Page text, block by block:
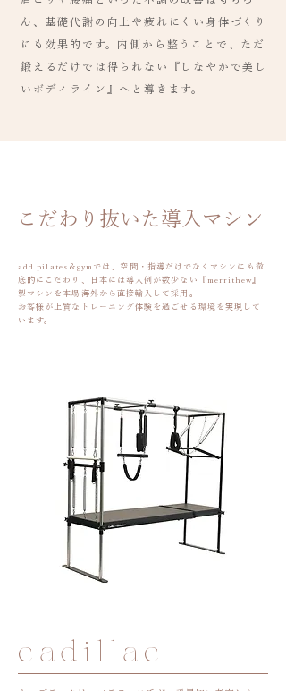
ん、基礎代謝の向上や疲れにくい身体づくり
にも効果的です。内側から整うことで、ただ
鍛えるだけでは得られない『しなやかで美し
いボディライン』へと導きます。
​こだわり抜いた導入マシン
add pilates＆gymでは、空間・指導だけでなくマシンにも徹
底的にこだわり、日本には導入例が数少ない『merrithew』
製マシンを本場海外から直接輸入して採用。
お客様が上質なトレーニング体験を過ごせる環境を実現して
います。
cadillac